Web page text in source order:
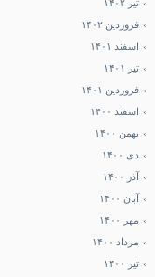
تیر ۱۴۰۲
فروردین ۱۴۰۲
اسفند ۱۴۰۱
تیر ۱۴۰۱
فروردین ۱۴۰۱
اسفند ۱۴۰۰
بهمن ۱۴۰۰
دی ۱۴۰۰
آذر ۱۴۰۰
آبان ۱۴۰۰
مهر ۱۴۰۰
مرداد ۱۴۰۰
تیر ۱۴۰۰